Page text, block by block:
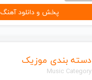
دسته بندی موزیک
Music Category
پخش و دانلود آهنگ